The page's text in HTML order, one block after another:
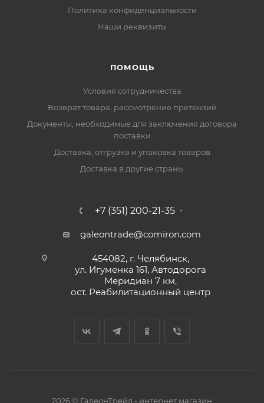
Политика конфиденциальности
Наши реквизиты
ПОМОЩЬ
Условия сотрудничества
Возврат товара, рассмотрение претензий
Документы, необходимые для заключения договора
поставки
Доставка, отгрузка и упаковка товаров
Доставка в другие страны
+7 (351) 200-21-35
galeontrade@comiron.com
454082, г. Челябинск,
ул. Игуменка 161, Автодорога
Меридиан 7 км,
ост. Реабилитационный центр
2026 © ГалеонТрейд - интернет магазин